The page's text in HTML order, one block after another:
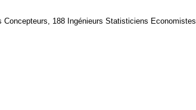
Concepteurs, 188 Ingénieurs Statisticiens Economistes